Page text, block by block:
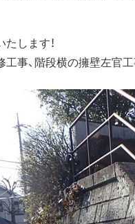
します！
事、階段横の擁壁左官